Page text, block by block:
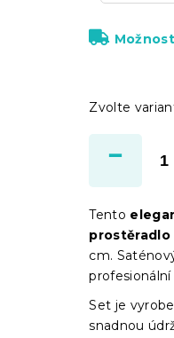
Zvolte
Tento
prostěradlo
cm.
Set je
snadnou